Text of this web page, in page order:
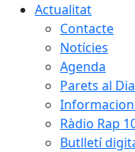
Actualitat
Contacte
Notícies
Agenda
Parets al Dia
Ràdio Rap
Butlletí